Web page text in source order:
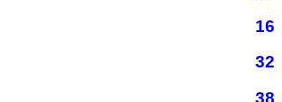
16
32
38